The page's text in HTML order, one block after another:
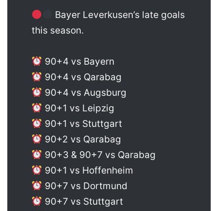
Bayer Leverkusen’s late goals
this season.
90+4 vs Bayern
90+4 vs Qarabag
90+4 vs Augsburg
90+1 vs Leipzig
90+1 vs Stuttgart
90+2 vs Qarabag
90+3 & 90+7 vs Qarabag
90+1 vs Hoffenheim
90+7 vs Dortmund
90+7 vs Stuttgart